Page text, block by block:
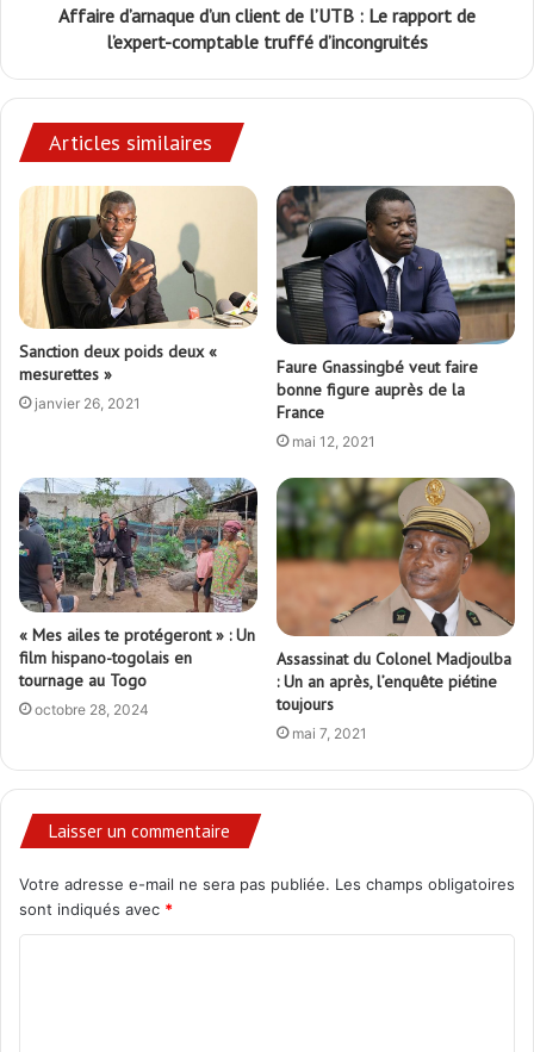
Affaire d’arnaque d’un client de l’UTB : Le rapport de
l’expert-comptable truffé d’incongruités
Articles similaires
Sanction deux poids deux «
mesurettes »
janvier 26, 2021
Faure Gnassingbé veut faire
bonne figure auprès de la
France
mai 12, 2021
« Mes ailes te protégeront » : Un
film hispano-togolais en
tournage au Togo
octobre 28, 2024
Assassinat du Colonel Madjoulba
: Un an après, l’enquête piétine
toujours
mai 7, 2021
Laisser un commentaire
Votre adresse e-mail ne sera pas publiée. Les champs obligatoires
sont indiqués avec *